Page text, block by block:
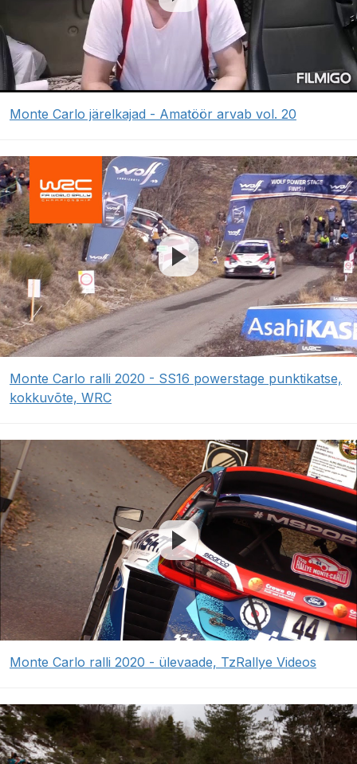
Monte Carlo järelkajad - Amatöör arvab vol. 20
Monte Carlo ralli 2020 - SS16 powerstage punktikatse,
kokkuvõte, WRC
Monte Carlo ralli 2020 - ülevaade, TzRallye Videos